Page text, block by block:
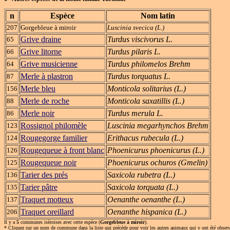
n Espèce Nom latin
207 Gorgebleue à miroir
Luscinia svecica (L.)
65
Grive draine Turdus viscivorus L.
66 Grive litorne Turdus pilaris L.
64 Grive musicienne Turdus philomelos Brehm
87 Merle à plastron Turdus torquatus L.
156 Merle bleu Monticola solitarius (L.)
88 Merle de roche Monticola saxatillis (L.)
86 Merle noir Turdus merula L.
123 Rossignol philomèle Luscinia megarhynchos Brehm
124 Rougegorge familier Erithacus rubecula (L.)
126 Rougequeue à front blanc Phoenicurus phoenicurus (L.)
125 Rougequeue noir Phoenicurus ochuros (Gmelin)
136 Tarier des prés Saxicola rubetra (L.)
135 Tarier pâtre Saxicola torquata (L.)
137 Traquet motteux Oenanthe oenanthe (L.)
206 Traquet oreillard Oenanthe hispanica (L.)
Il y a 5 communes isèroises avec cette espèce (Gorgebleue à miroir).
* Cliquez sur un nom de commune dans la liste qui précède pour voir les autres animaux qui y ont été